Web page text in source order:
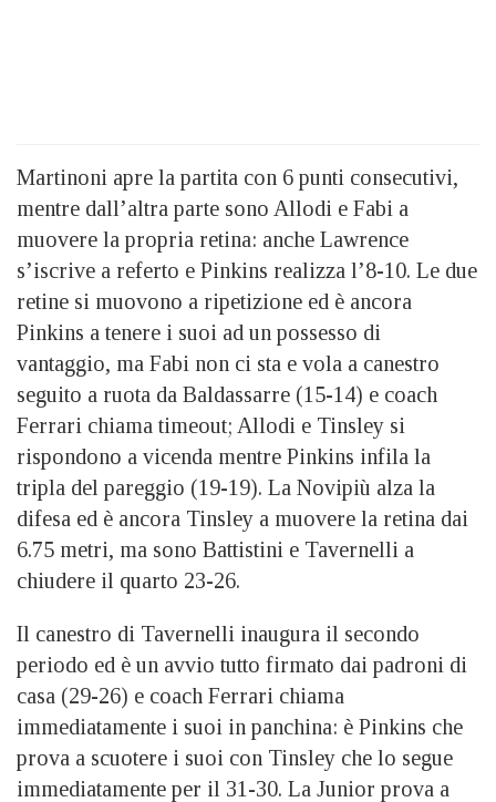
Martinoni apre la partita con 6 punti consecutivi,
mentre dall’altra parte sono Allodi e Fabi a
muovere la propria retina: anche Lawrence
s’iscrive a referto e Pinkins realizza l’8-10. Le due
retine si muovono a ripetizione ed è ancora
Pinkins a tenere i suoi ad un possesso di
vantaggio, ma Fabi non ci sta e vola a canestro
seguito a ruota da Baldassarre (15-14) e coach
Ferrari chiama timeout; Allodi e Tinsley si
rispondono a vicenda mentre Pinkins infila la
tripla del pareggio (19-19). La Novipiù alza la
difesa ed è ancora Tinsley a muovere la retina dai
6.75 metri, ma sono Battistini e Tavernelli a
chiudere il quarto 23-26.
Il canestro di Tavernelli inaugura il secondo
periodo ed è un avvio tutto firmato dai padroni di
casa (29-26) e coach Ferrari chiama
immediatamente i suoi in panchina: è Pinkins che
prova a scuotere i suoi con Tinsley che lo segue
immediatamente per il 31-30. La Junior prova a